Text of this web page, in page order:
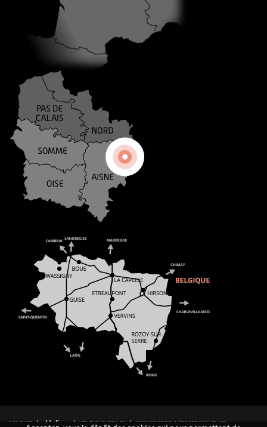
CONTACT MENTIONS LÉGALES COOKIES ET DONNÉES PERSONNELLES